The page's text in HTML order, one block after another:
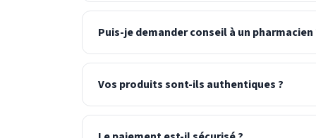
Puis-je demander conseil à un pharmacien
Vos produits sont-ils authentiques ?